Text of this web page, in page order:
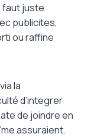
faut juste
publicites,
ou raffine
la
d’integrer
de joindre en
assuraient.